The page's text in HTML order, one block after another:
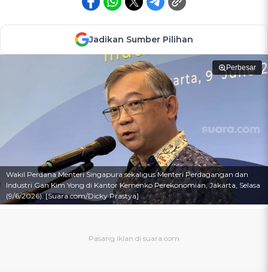
Jadikan Sumber Pilihan
Perbesar
Wakil Perdana Menteri Singapura sekaligus Menteri Perdagangan dan
Industri Gan Kim Yong di Kantor Kemenko Perekonomian, Jakarta, Selasa
(9/6/2026). [Suara.com/Dicky Prastya]